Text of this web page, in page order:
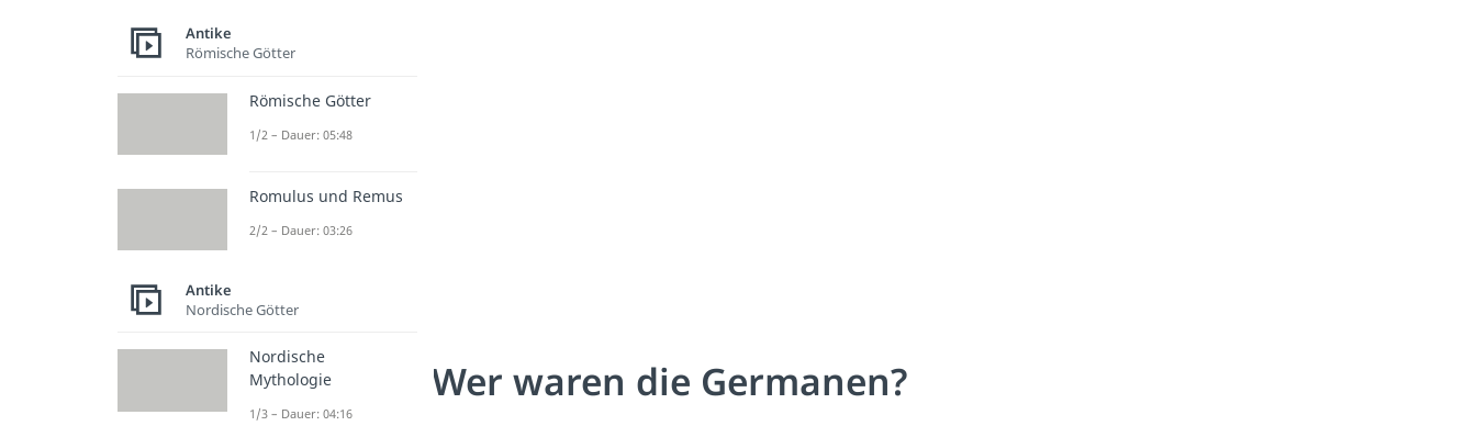
Wer waren die Germanen?
Antike
Römische Götter
Römische Götter
1/2 – Dauer: 05:48
Romulus und Remus
2/2 – Dauer: 03:26
Antike
Nordische Götter
Nordische
Mythologie
1/3 – Dauer: 04:16